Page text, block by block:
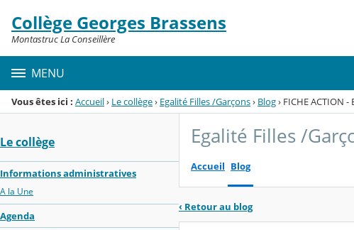
Menu de la rubrique
Contenu
Collège Georges Brassens
Montastruc La Conseillère
MENU
Vous êtes ici : Accueil› Le collège› Egalité Filles /Garçons› Blog› FICHE ACTION -
Le collège
Informations administratives
A la Une
Agenda
Egalité Filles /
Accueil Blog
‹ Retour au blog